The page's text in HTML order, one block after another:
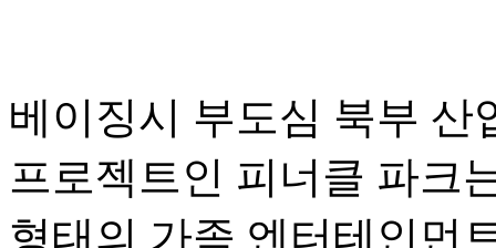
베이징시 부도심 북부 산
프로젝트인 피너클 파크
형태의 가족 엔터테인먼